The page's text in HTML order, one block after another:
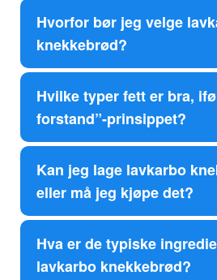
Hvorfor bør jeg velge
knekkebrød?
Hvilke typer fett er bra,
forstand”-prinsippet?
Kan jeg lage lavkarbo
eller må jeg kjøpe det?
Hva er de typiske
lavkarbo knekkebrød?